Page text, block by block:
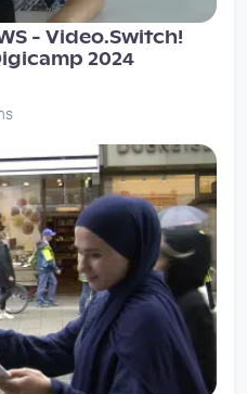
- Video.Switch!
2024